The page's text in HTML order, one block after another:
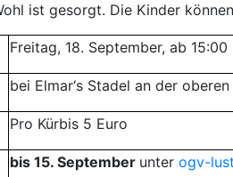
ist gesorgt. Die Kinder
Freitag, 18. September, ab 15:00
bei Elmar‘s Stadel an der
Pro Kürbis 5 Euro
bis 15. September unter ogv-